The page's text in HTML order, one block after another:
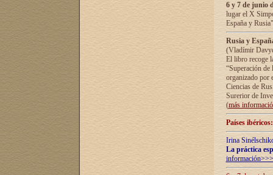
6 y 7 de junio
lugar el X
España y
Rusia y
(Vladímir
El libro recoge
“Superación
organizado por
Ciencias de
Surerior de
(más
Países
Irina
La práctica
información>>>